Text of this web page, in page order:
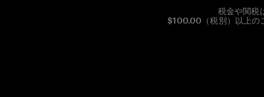
税金や関税
$100.00（税別）以上の